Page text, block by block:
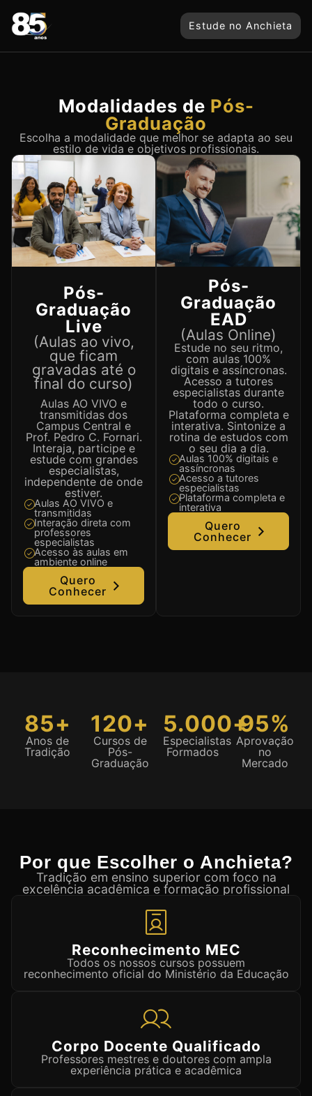
Estude no Anchieta
Modalidades de Pós-
Graduação
Escolha a modalidade que melhor se adapta ao seu
estilo de vida e objetivos profissionais.
Pós-
Graduação
Live
(Aulas ao vivo,
que ficam
gravadas até o
final do curso)
Aulas AO VIVO e
transmitidas dos
Campus Central e
Prof. Pedro C. Fornari.
Interaja, participe e
estude com grandes
especialistas,
independente de onde
estiver.
Aulas AO VIVO e
transmitidas
Interação direta com
professores
especialistas
Acesso às aulas em
ambiente online
Quero
Conhecer
Pós-
Graduação
EAD
(Aulas Online)
Estude no seu ritmo,
com aulas 100%
digitais e assíncronas.
Acesso a tutores
especialistas durante
todo o curso.
Plataforma completa e
interativa. Sintonize a
rotina de estudos com
o seu dia a dia.
Aulas 100% digitais e
assíncronas
Acesso a tutores
especialistas
Plataforma completa e
interativa
Quero
Conhecer
85+
Anos de
Tradição
120+
Cursos de
Pós-
Graduação
5.000+
Especialistas
Formados
95%
Aprovação
no
Mercado
Por que Escolher o Anchieta?
Tradição em ensino superior com foco na
excelência acadêmica e formação profissional
Reconhecimento MEC
Todos os nossos cursos possuem
reconhecimento oficial do Ministério da Educação
Corpo Docente Qualificado
Professores mestres e doutores com ampla
experiência prática e acadêmica